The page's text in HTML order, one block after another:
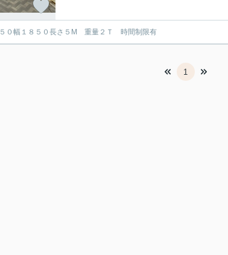
０幅１８５０長さ５М 重量２Ｔ 時間制限有
1